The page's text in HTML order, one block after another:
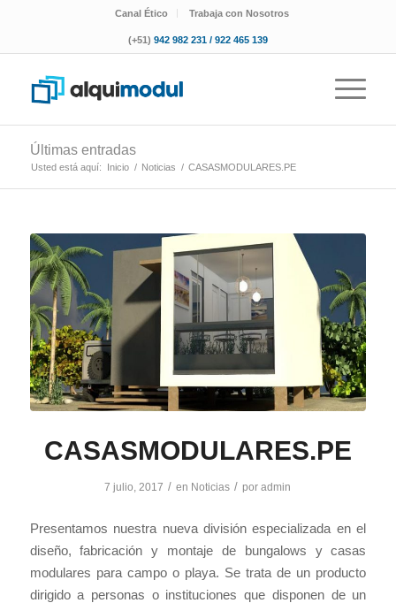
Canal Ético Trabaja con Nosotros
(+51) 942 982 231 / 922 465 139
Últimas entradas
Usted está aquí: Inicio / Noticias / CASASMODULARES.PE
CASASMODULARES.PE
7 julio, 2017 / en Noticias / poradmin
Presentamos nuestra nueva división especializada en el
diseño, fabricación y montaje de bungalows y casas
modulares para campo o playa. Se trata de un producto
dirigido a personas o instituciones que disponen de un